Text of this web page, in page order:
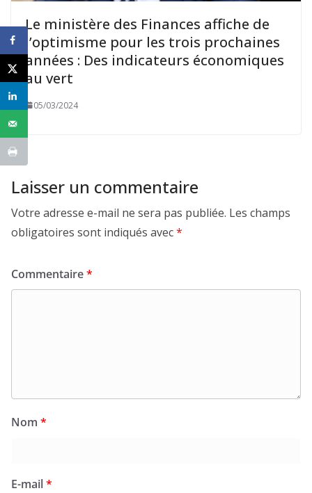
Le ministère des Finances affiche de
l’optimisme pour les trois prochaines
années : Des indicateurs économiques
au vert
05/03/2024
Laisser un commentaire
Votre adresse e-mail ne sera pas publiée. Les champs
obligatoires sont indiqués avec*
Commentaire*
Nom *
E-mail*